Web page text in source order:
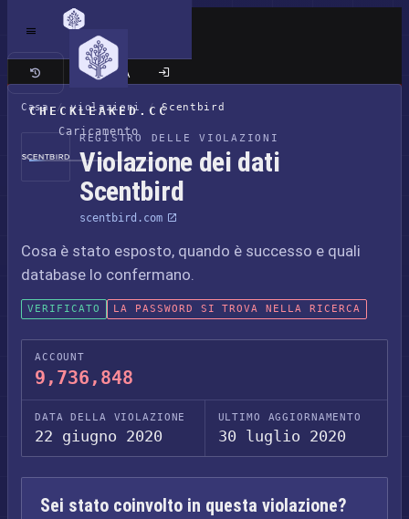
CHECKLEAKED.CC
Caricamento
Sito classico
Casa / violazioni / Scentbird
REGISTRO DELLE VIOLAZIONI
Violazione dei dati
Scentbird
scentbird.com
Cosa è stato esposto, quando è successo e quali
database lo confermano.
VERIFICATO LA PASSWORD SI TROVA NELLA RICERCA
ACCOUNT
9,736,848
DATA DELLA VIOLAZIONE
22 giugno 2020
ULTIMO AGGIORNAMENTO
30 luglio 2020
Sei stato coinvolto in questa violazione?